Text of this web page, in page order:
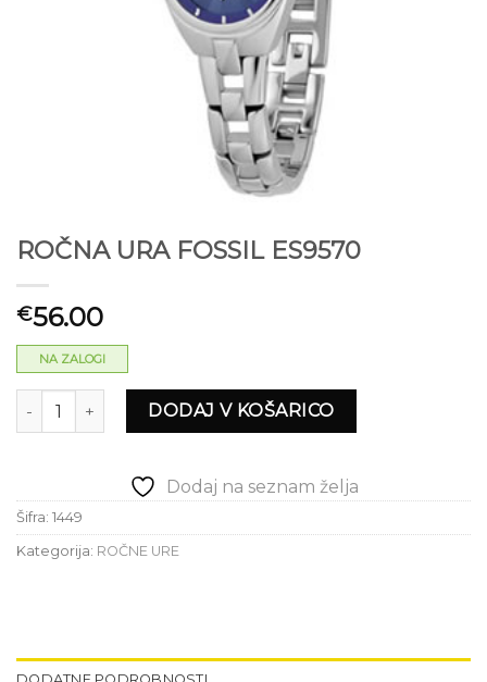
ROČNA URA FOSSIL ES9570
€56.00
NA ZALOGI
ROČNA URA FOSSIL ES9570 količina
DODAJ V KOŠARICO
Dodaj na seznam želja
Šifra: 1449
Kategorija: ROČNE URE